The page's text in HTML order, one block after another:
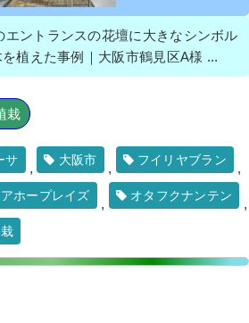
ントランスの花壇に大きなシンボル
植えた事例｜大阪市鶴見区A様 ...
栽
サ
,
大阪市
,
フイリヤブラン
,
ホープレイズ
,
オタフクナンテン
,